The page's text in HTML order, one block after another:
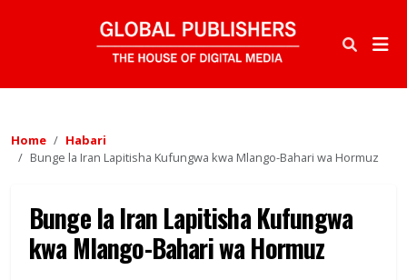
Home
Habari
Bunge la Iran Lapitisha Kufungwa kwa Mlango-Bahari wa Hormuz
Bunge la Iran Lapitisha Kufungwa
kwa Mlango-Bahari wa Hormuz